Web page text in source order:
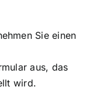
Sie einen
aus, das
wird.